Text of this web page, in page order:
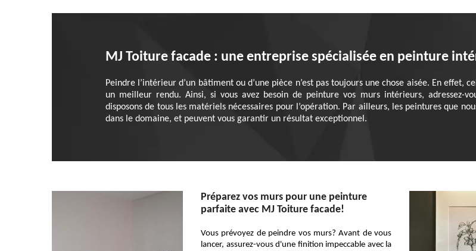
MJ Toiture facade : une entreprise spécialisée en peinture
Peindre l’intérieur d’un bâtiment ou d’une pièce n’est pas toujours une chose aisée. En effet,
un meilleur rendu. Ainsi, si vous avez besoin de peinture vos murs intérieurs, adressez-
disposons de tous les matériels nécessaires pour l’opération. Par ailleurs, les peintures que
dans le domaine, et peuvent vous garantir un résultat exceptionnel.
Préparez vos murs pour une peinture
parfaite avec MJ Toiture facade!
Vous prévoyez de peindre vos murs? Avant de vous
lancer, assurez-vous d'une finition impeccable avec la